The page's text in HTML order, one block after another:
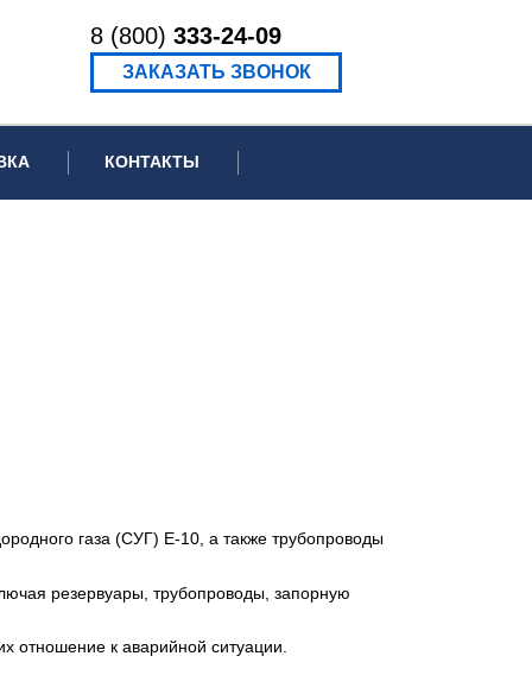
8 (800) 333-24-09
ЗАКАЗАТЬ ЗВОНОК
КОНТАКТЫ
газа (СУГ) Е-10, а также трубопроводы
резервуары, трубопроводы, запорную
отношение к аварийной ситуации.